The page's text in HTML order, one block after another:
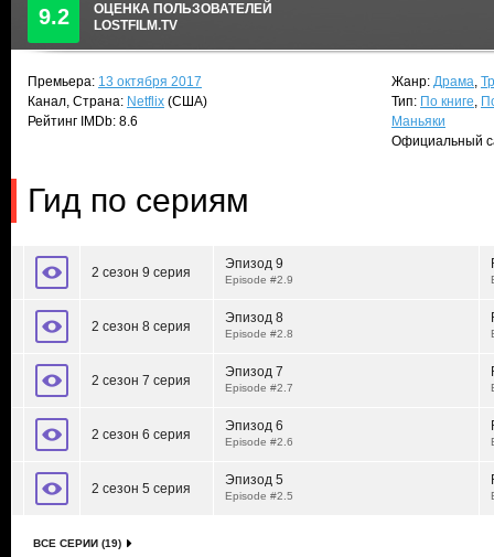
9.2
ОЦЕНКА ПОЛЬЗОВАТЕЛЕЙ
LOSTFILM.TV
Премьера: 13 октября 2017
Канал, Страна: Netflix (США)
Рейтинг IMDb: 8.6
Жанр: Драма,
Тип: По книге,
Маньяки
Официальный
Гид по сериям
2 сезон 9 серия
Эпизод 9
Episode #2.9
2 сезон 8 серия
Эпизод 8
Episode #2.8
2 сезон 7 серия
Эпизод 7
Episode #2.7
2 сезон 6 серия
Эпизод 6
Episode #2.6
2 сезон 5 серия
Эпизод 5
Episode #2.5
ВСЕ СЕРИИ (19)